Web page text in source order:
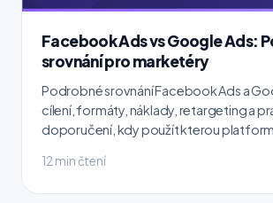
Facebook Ads vs Google Ads:
srovnání pro marketéry
Podrobné srovnání Facebook Ads a
cílení, formáty, náklady, retargeting a
doporučení, kdy použít kterou
12 min čtení